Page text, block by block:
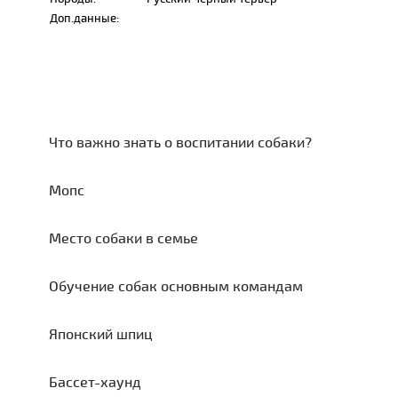
Доп.данные:
Что важно знать о воспитании собаки?
Мопс
Место собаки в семье
Обучение собак основным командам
Японский шпиц
Бассет-хаунд